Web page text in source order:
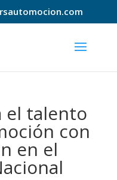
el talento
con
en el